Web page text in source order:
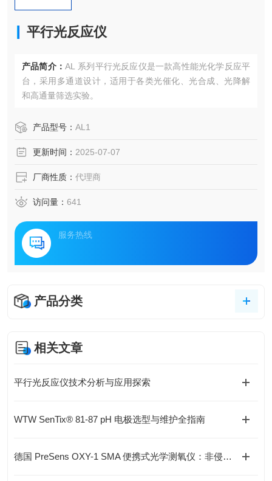
平行光反应仪
产品简介： AL 系列平行光反应仪是一款高性能光化学反应平
台，采用多通道设计，适用于各类光催化、光合成、光降解
和高通量筛选实验。
产品型号： AL1
更新时间： 2025-07-07
厂商性质： 代理商
访问量： 641
服务热线
产品分类
相关文章
平行光反应仪技术分析与应用探索
WTW SenTix® 81-87 pH 电极选型与维护全指南
德国 PreSens OXY-1 SMA 便携式光学测氧仪：非侵入式溶氧监测新方案